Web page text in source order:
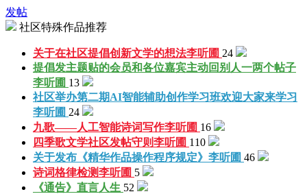
发帖
社区特殊作品推荐
关于在社区提倡创新文学的想法李听圃 24
提倡发主题贴的会员和各位嘉宾主动回别人一两个帖子
李听圃 13
社区举办第二期AI智能辅助创作学习班欢迎大家来学习
李听圃 24
九歌——人工智能诗词写作李听圃 16
四季歌文学社区发帖守则李听圃 110
关于发布《精华作品操作程序规定》 李听圃 46
诗词格律检测李听圃 5
《通告》 直言人生 52